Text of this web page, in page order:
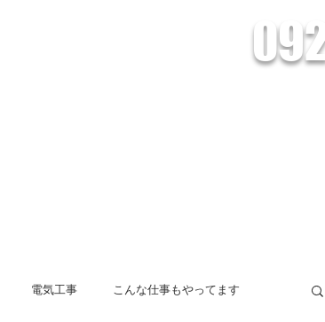
電気工事 こんな仕事もやってます